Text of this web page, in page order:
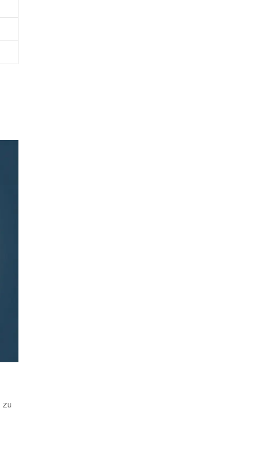
zu